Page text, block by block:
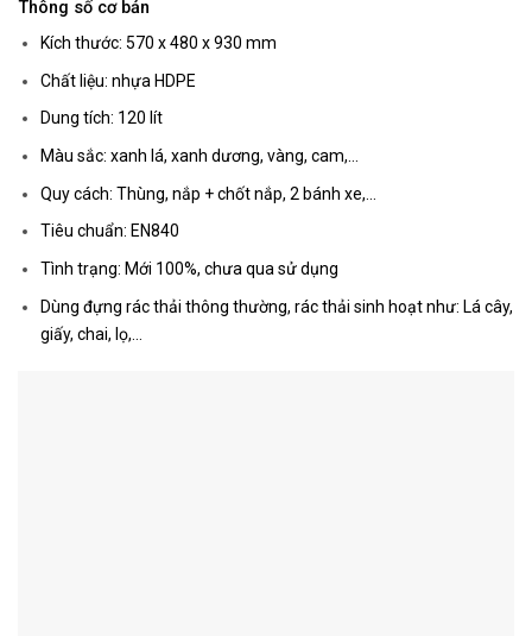
Thông số cơ bản
Kích thước: 570 x 480 x 930 mm
Chất liệu: nhựa HDPE
Dung tích: 120 lít
Màu sắc: xanh lá, xanh dương, vàng, cam,…
Quy cách: Thùng, nắp + chốt nắp, 2 bánh xe,…
Tiêu chuẩn: EN840
Tình trạng: Mới 100%, chưa qua sử dụng
Dùng đựng rác thải thông thường, rác thải sinh hoạt như: Lá cây,
giấy, chai, lọ,…